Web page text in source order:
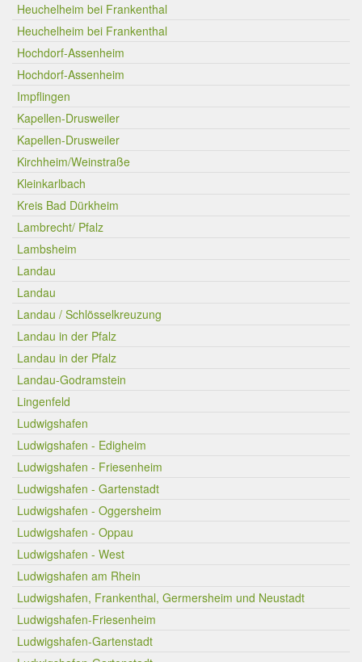
Heuchelheim bei Frankenthal
Heuchelheim bei Frankenthal
Hochdorf-Assenheim
Hochdorf-Assenheim
Impflingen
Kapellen-Drusweiler
Kapellen-Drusweiler
Kirchheim/Weinstraße
Kleinkarlbach
Kreis Bad Dürkheim
Lambrecht/ Pfalz
Lambsheim
Landau
Landau
Landau / Schlösselkreuzung
Landau in der Pfalz
Landau in der Pfalz
Landau-Godramstein
Lingenfeld
Ludwigshafen
Ludwigshafen - Edigheim
Ludwigshafen - Friesenheim
Ludwigshafen - Gartenstadt
Ludwigshafen - Oggersheim
Ludwigshafen - Oppau
Ludwigshafen - West
Ludwigshafen am Rhein
Ludwigshafen, Frankenthal, Germersheim und Neustadt
Ludwigshafen-Friesenheim
Ludwigshafen-Gartenstadt